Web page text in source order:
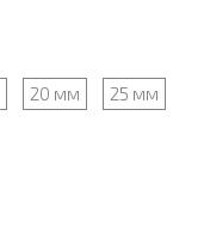
20 мм
25 мм